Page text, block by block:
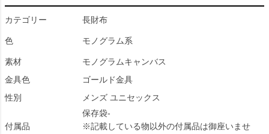
カテゴリー 長財布
色 モノグラム系
素材
モノグラムキャンバス
金具色
ゴールド金具
性別
メンズ ユニセックス
付属品
保存袋-
※記載している物以外の付属品は御座いませ